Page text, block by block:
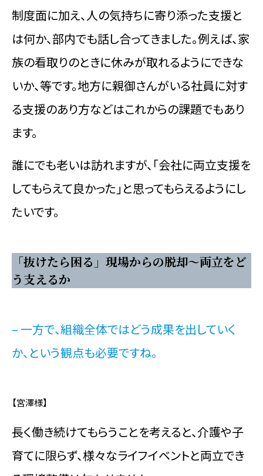
制度面に加え、人の気持ちに寄り添った支援と
は何か、部内でも話し合ってきました。例えば、家
族の看取りのときに休みが取れるようにできな
いか、等です。地方に親御さんがいる社員に対す
る支援のあり方などはこれからの課題でもあり
ます。
誰にでも老いは訪れますが、「会社に両立支援を
してもらえて良かった」と思ってもらえるようにし
たいです。
「抜けたら困る」現場からの脱却～両立をど
う支えるか
– 一方で、組織全体ではどう成果を出していく
か、という観点も必要ですね。
【宮澤様】
長く働き続けてもらうことを考えると、介護や子
育てに限らず、様々なライフイベントと両立でき